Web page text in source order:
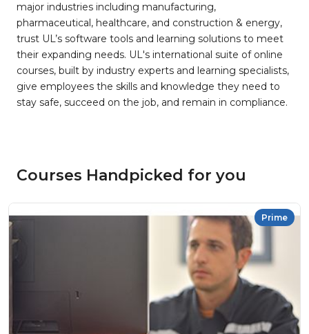
major industries including manufacturing,
pharmaceutical, healthcare, and construction & energy,
trust UL’s software tools and learning solutions to meet
their expanding needs. UL's international suite of online
courses, built by industry experts and learning specialists,
give employees the skills and knowledge they need to
stay safe, succeed on the job, and remain in compliance.
Courses Handpicked for you
Prime